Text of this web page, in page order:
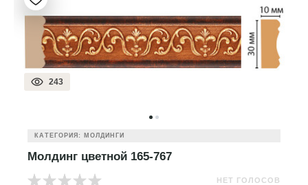
243
КАТЕГОРИЯ: МОЛДИНГИ
Молдинг цветной 165-767
НЕТ ГОЛОСОВ